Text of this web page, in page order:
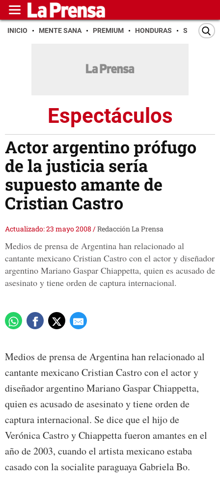
INICIO MENTE SANA PREMIUM HONDURAS SAN PEDRO
Espectáculos
Actor argentino prófugo
de la justicia sería
supuesto amante de
Cristian Castro
Actualizado: 23 mayo 2008 /Redacción La Prensa
Medios de prensa de Argentina han relacionado al
cantante mexicano Cristian Castro con el actor y diseñador
argentino Mariano Gaspar Chiappetta, quien es acusado de
asesinato y tiene orden de captura internacional.
Medios de prensa de Argentina han relacionado al
cantante mexicano Cristian Castro con el actor y
diseñador argentino Mariano Gaspar Chiappetta,
quien es acusado de asesinato y tiene orden de
captura internacional. Se dice que el hijo de
Verónica Castro y Chiappetta fueron amantes en el
año de 2003, cuando el artista mexicano estaba
casado con la socialite paraguaya Gabriela Bo.